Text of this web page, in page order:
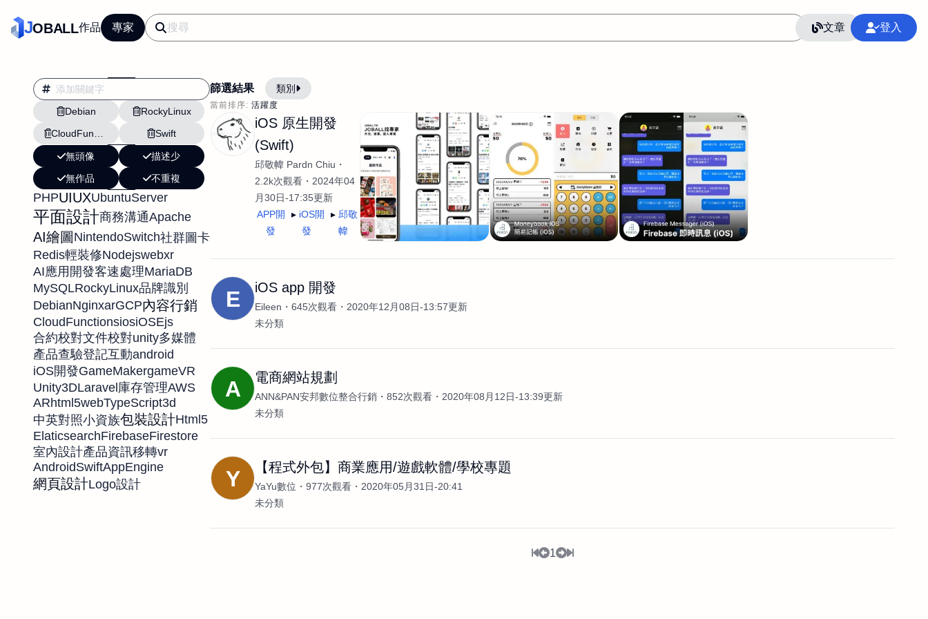
JOBALL作品 專家 文章 登入
Debian
RockyLinux
Swift
無頭像
描述少
無作品
不重複
PHPUIUXUbuntuServer
平面設計商務溝通Apache
AI繪圖 NintendoSwitch社群圖卡
Redis輕裝修Nodejswebxr
AI應用開發客速處理MariaDB
MySQLRockyLinux品牌識別
DebianNginxarGCP內容行銷
CloudFunctionsiosiOSEjs
合約校對文件校對unity多媒體
產品查驗登記互動android
iOS開發GameMakergameVR
Unity3DLaravel庫存管理AWS
ARhtml5webTypeScript3d
中英對照小資族包裝設計Html5
ElaticsearchFirebaseFirestore
室內設計產品資訊移轉vr
AndroidSwiftAppEngine
網頁設計Logo設計
篩選結果 類別
當前排序: 活躍度
翻譯 網頁設計 軟體開發 網站架設網頁製作 語言 整合行銷公關
影片剪輯
平面設計師 AI影片製作 P圖改圖修圖 廣告操作 SEO GoogleAnalytics
設計插畫
商業攝影 廣告行銷服務 室內設計 接案 照片後製修圖
網站設計與架設
WordPress網站架設與網站維護救援 生產設計 網頁製作 SCI醫學論文寫作投稿 Flutter
文案撰寫翻譯虛擬助手
影像設計 視覺設計 自我介紹 業務外包 設計建模渲染 Solidworks 插畫
DM傳單海報平面設計
電商自媒體平面設計 長篇文案短 影片製作 長篇文案 設計 動畫製作 服務項目
iOS 原生開發
(Swift)
邱敬幃 Pardn Chiu
2.2k次觀看
2024年04
月30日-17:35更新
APP開
發
iOS開
發
邱敬
幃
E iOS app 開發
Eileen 645次觀看
2020年12月08日-13:57更新
未分類
A 電商網站規劃
ANN&PAN安邦數位整合行銷 852次觀看
2020年08月12日-13:39更新
未分類
Y 【程式外包】商業應用/遊戲軟體/學校專題
YaYu數位 977次觀看
2020年05月31日-20:41
未分類
1